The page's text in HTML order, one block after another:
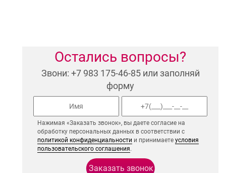
Остались вопросы?
Звони: +7 983 175-46-85 или заполняй
форму
Нажимая «Заказать звонок», вы даете согласие на
обработку персональных данных в соответствии с
политикой конфиденциальности и принимаетеусловия
пользовательского соглашения.